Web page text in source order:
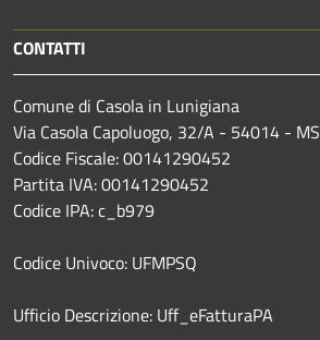
CONTATTI
Comune di Casola in Lunigiana
Via Casola Capoluogo, 32/A - 54014 - MS
Codice Fiscale: 00141290452
Partita IVA: 00141290452
Codice IPA: c_b979
Codice Univoco: UFMPSQ
Ufficio Descrizione: Uff_eFatturaPA